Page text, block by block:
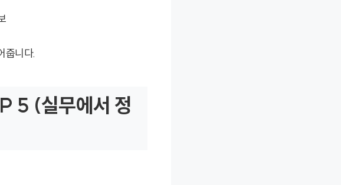
줍니다.
5 (실무에서 정